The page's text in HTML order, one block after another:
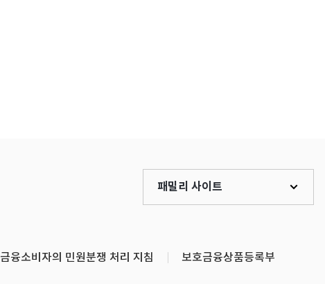
금융소비자의 민원분쟁 처리 지침 보호금융상품등록부
패밀리 사이트